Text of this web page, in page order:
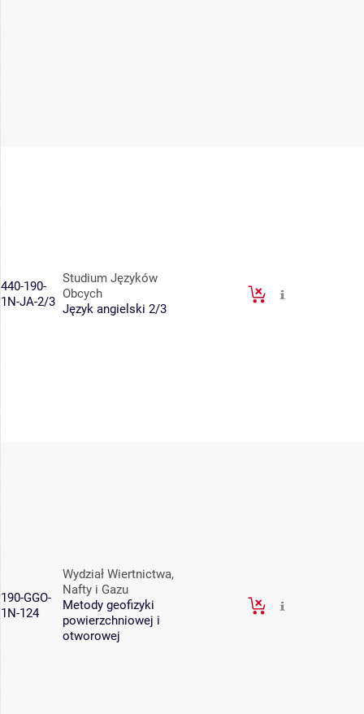
440-190-
1N-JA-2/3
Studium Języków
Obcych
Język angielski 2/3
190-GGO-
1N-124
Wydział Wiertnictwa,
Nafty i Gazu
Metody geofizyki
powierzchniowej i
otworowej